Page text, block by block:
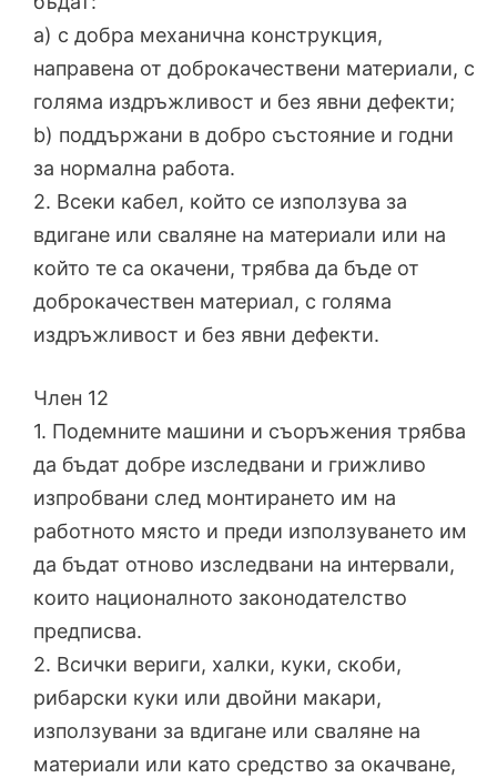
a) с добра механична конструкция,
направена от доброкачествени материали, с
голяма издръжливост и без явни дефекти;
b) поддържани в добро състояние и годни
за нормална работа.
2. Всеки кабел, който се използува за
вдигане или сваляне на материали или на
който те са окачени, трябва да бъде от
доброкачествен материал, с голяма
издръжливост и без явни дефекти.
Член 12
1. Подемните машини и съоръжения трябва
да бъдат добре изследвани и грижливо
изпробвани след монтирането им на
работното място и преди използуването им
да бъдат отново изследвани на интервали,
които националното законодателство
предписва.
2. Всички вериги, халки, куки, скоби,
рибарски куки или двойни макари,
използувани за вдигане или сваляне на
материали или като средство за окачване,